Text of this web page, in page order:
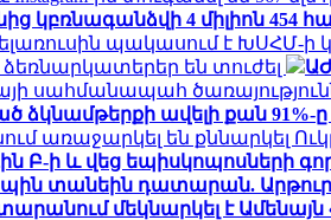
կբռնագանձվի 4 միլիոն 454
պակասում է ԽՍՀՄ-
են տուժել
սահմանապահ
ավելի քան 91%-ը
առաջարկել են քննարկել
Բ-ի և վեց եպիսկոպոսների
տանեին դատարան.
մեկնարկել է Ամենայն